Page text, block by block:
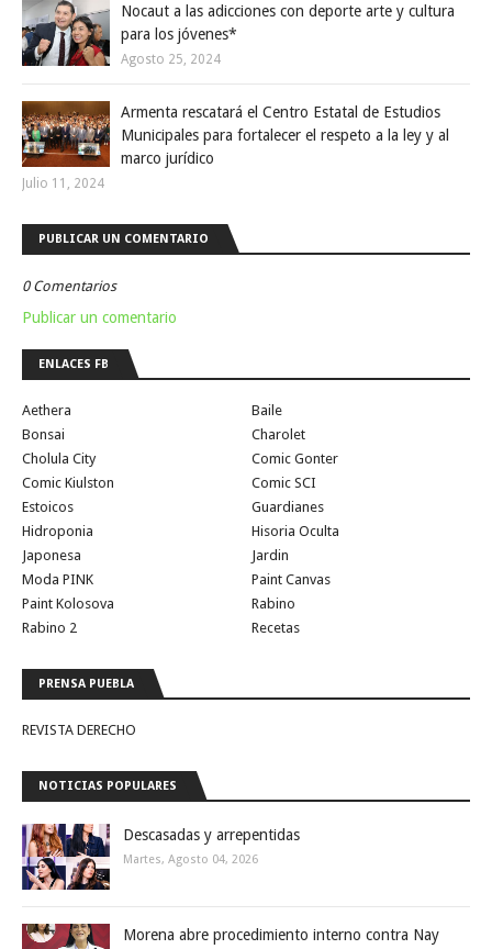
Nocaut a las adicciones con deporte arte y cultura
para los jóvenes*
Agosto 25, 2024
Armenta rescatará el Centro Estatal de Estudios
Municipales para fortalecer el respeto a la ley y al
marco jurídico
Julio 11, 2024
PUBLICAR UN COMENTARIO
0 Comentarios
Publicar un comentario
ENLACES FB
Aethera
Baile
Bonsai
Charolet
Cholula City
Comic Gonter
Comic Kiulston
Comic SCI
Estoicos
Guardianes
Hidroponia
Hisoria Oculta
Japonesa
Jardin
Moda PINK
Paint Canvas
Paint Kolosova
Rabino
Rabino 2
Recetas
PRENSA PUEBLA
REVISTA DERECHO
NOTICIAS POPULARES
Descasadas y arrepentidas
Martes, Agosto 04, 2026
Morena abre procedimiento interno contra Nay